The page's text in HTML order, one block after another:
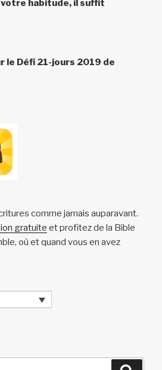
habitude, il suffit
le Défi 21-jours 2019 de
comme jamais auparavant.
gratuite et profitez de la Bible
où et quand vous en avez